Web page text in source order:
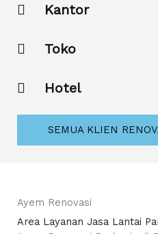
Kantor
Toko
Hotel
SEMUA KLIEN
Ayem Renovasi
Area Layanan Jasa Lantai